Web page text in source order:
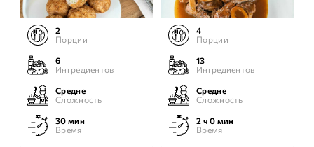
2
Порции
6
Ингредиентов
Средне
Сложность
30 мин
Время
4
Порции
13
Ингредиентов
Средне
Сложность
2 ч 0 мин
Время